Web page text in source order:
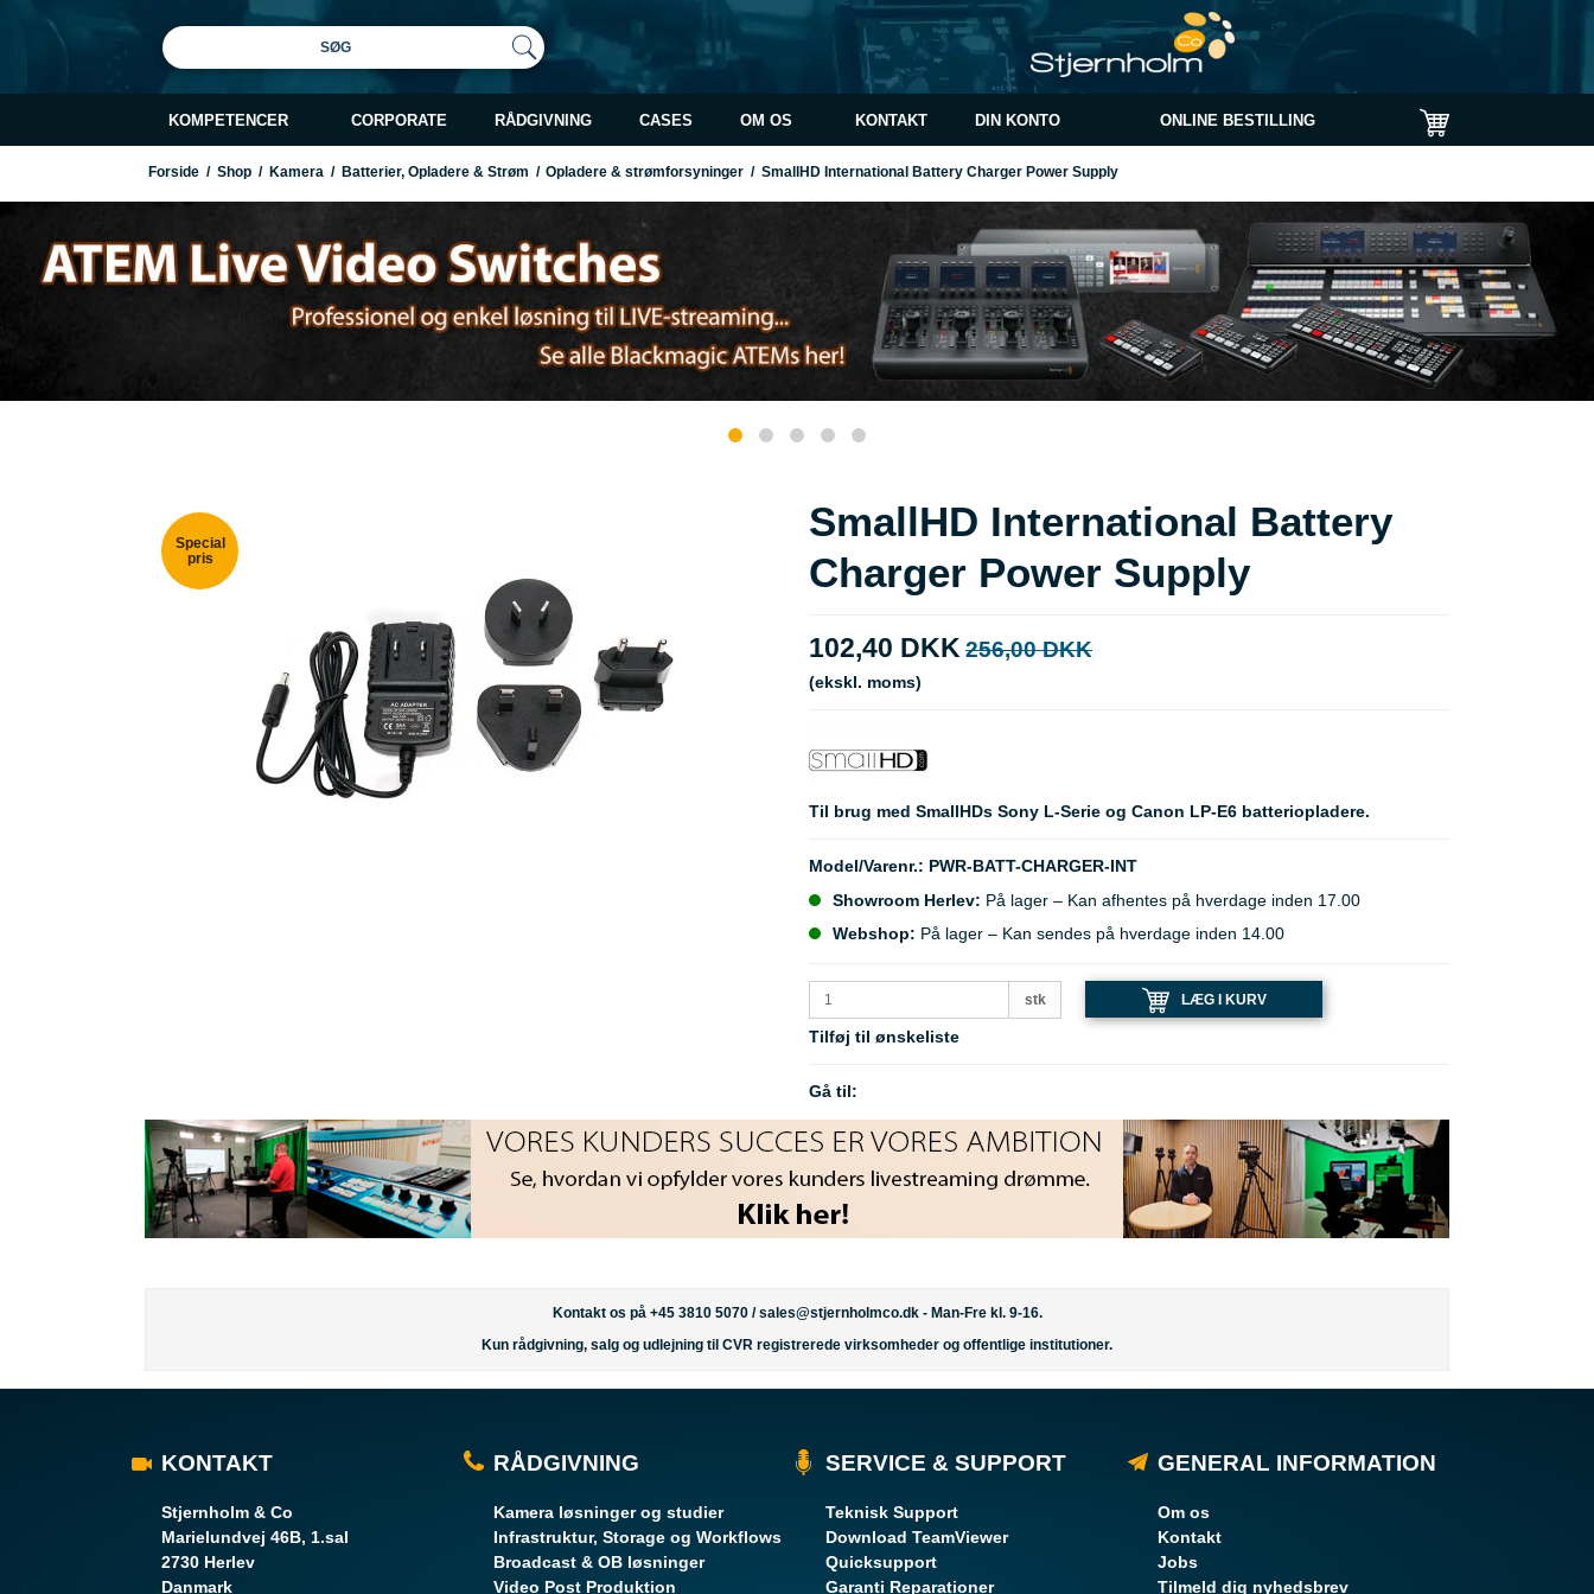
SØG
KOMPETENCER CORPORATE RÅDGIVNING CASES OM OS KONTAKT DIN KONTO ONLINE BESTILLING
Forside / Shop / Kamera / Batterier, Opladere & Strøm / Opladere & strømforsyninger / SmallHD International Battery Charger Power Supply
Special
pris
SmallHD International Battery
Charger Power Supply
102,40 DKK 256,00 DKK
(ekskl. moms)
Til brug med SmallHDs Sony L-Serie og Canon LP-E6 batteriopladere.
Model/Varenr.: PWR-BATT-CHARGER-INT
Showroom Herlev: På lager – Kan afhentes på hverdage inden 17.00
Webshop: På lager – Kan sendes på hverdage inden 14.00
stk LÆG I KURV
Tilføj til ønskeliste
Gå til:
Kontakt os på +45 3810 5070 /sales@stjernholmco.dk- Man-Fre kl. 9-16.
Kun rådgivning, salg og udlejning til CVR registrerede virksomheder og offentlige institutioner.
KONTAKT
Stjernholm & Co
Marielundvej 46B, 1.sal
2730 Herlev
Danmark
RÅDGIVNING
Kamera løsninger og studier
Infrastruktur, Storage og Workflows
Broadcast & OB løsninger
Video Post Produktion
SERVICE & SUPPORT
Teknisk Support
Download TeamViewer
Quicksupport
Garanti Reparationer
GENERAL INFORMATION
Om os
Kontakt
Jobs
Tilmeld dig nyhedsbrev